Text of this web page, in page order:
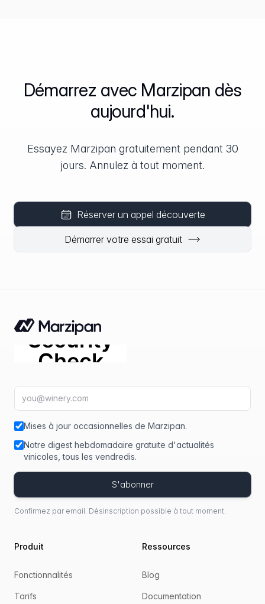
Démarrez avec Marzipan dès
aujourd'hui.
Essayez Marzipan gratuitement pendant 30
jours. Annulez à tout moment.
Réserver un appel découverte
Démarrer votre essai gratuit
Adresse e-mail
Mises à jour occasionnelles de Marzipan.
Notre digest hebdomadaire gratuite d'actualités
vinicoles, tous les vendredis.
S'abonner
Confirmez par email. Désinscription possible à tout moment.
Produit
Fonctionnalités
Tarifs
Ressources
Blog
Documentation